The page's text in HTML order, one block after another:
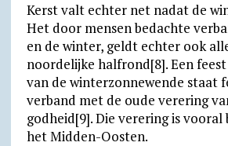
Kerst valt echter net nadat de
Het door mensen bedachte
en de winter, geldt echter ook
noordelijke halfrond[8]. Een
van de winterzonnewende staat
verband met de oude verering
godheid[9]. Die verering is vooral
het Midden-Oosten.